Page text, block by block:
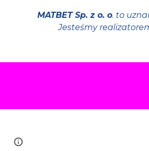
MATBET Sp. z o. o. to
Jesteśmy